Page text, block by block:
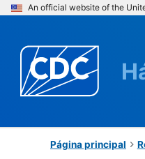
An official website of the
Página principal